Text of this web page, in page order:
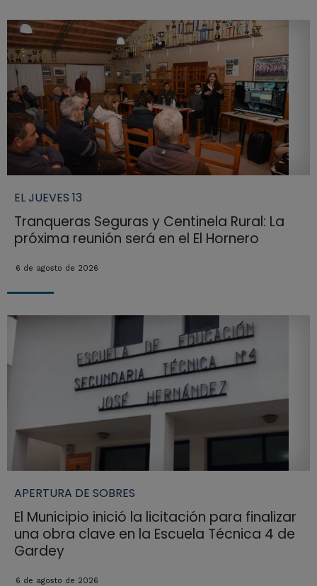
EL JUEVES 13
Tranqueras Seguras y Centinela Rural: La
próxima reunión será en el El Hornero
6 de agosto de 2026
APERTURA DE SOBRES
El Municipio inició la licitación para finalizar
una obra clave en la Escuela Técnica 4 de
Gardey
6 de agosto de 2026